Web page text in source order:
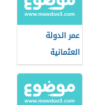
عمر الدولة
العثمانية